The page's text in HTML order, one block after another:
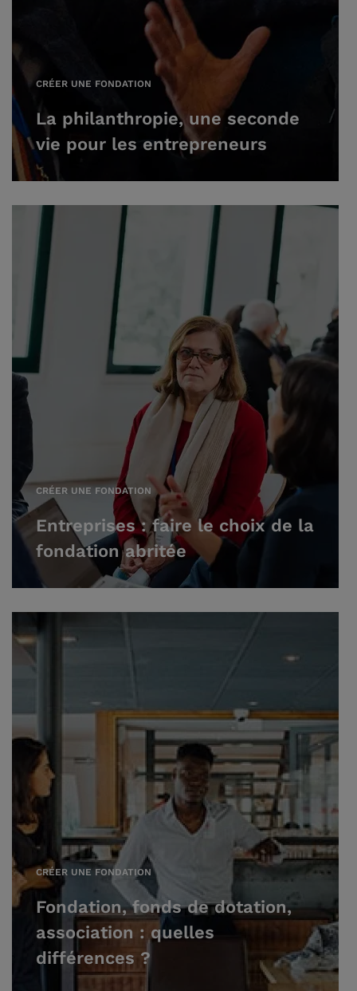
CRÉER UNE FONDATION
La philanthropie, une seconde
vie pour les entrepreneurs
CRÉER UNE FONDATION
Entreprises : faire le choix de la
fondation abritée
CRÉER UNE FONDATION
Fondation, fonds de dotation,
association : quelles
différences ?